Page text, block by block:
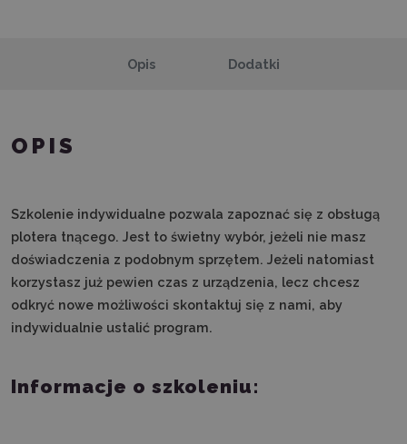
Opis Dodatki
OPIS
Szkolenie indywidualne pozwala zapoznać się z obsługą
plotera tnącego. Jest to świetny wybór, jeżeli nie masz
doświadczenia z podobnym sprzętem. Jeżeli natomiast
korzystasz już pewien czas z urządzenia, lecz chcesz
odkryć nowe możliwości skontaktuj się z nami, aby
indywidualnie ustalić program.
Informacje o szkoleniu: